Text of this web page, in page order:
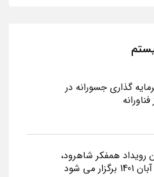
گذاری جسورانه در
رویداد همفکر شاهرود،
می شود